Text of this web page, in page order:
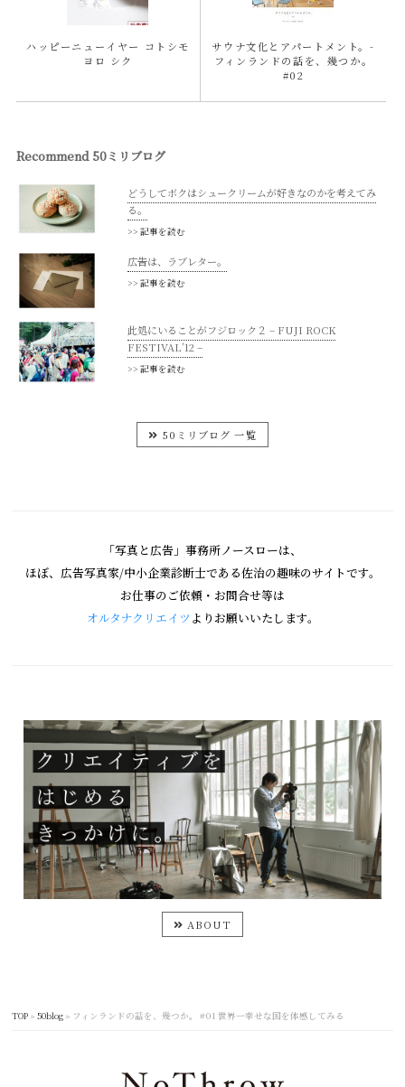
ハッピーニューイヤー コトシモ
ヨロ シク
サウナ文化とアパートメント。-
フィンランドの話を、幾つか。
#02
Recommend 50ミリブログ
どうしてボクはシュークリームが好きなのかを考えてみ
る。
>> 記事を読む
広告は、ラブレター。
>> 記事を読む
此処にいることがフジロック２ – FUJI ROCK
FESTIVAL’12 –
>> 記事を読む
50ミリブログ 一覧
「写真と広告」事務所ノースローは、
ほぼ、広告写真家/中小企業診断士である佐治の趣味のサイトです。
お仕事のご依頼・お問合せ等は
オルタナクリエイツ よりお願いいたします。
ABOUT
TOP »50blog » フィンランドの話を、幾つか。 #01 世界一幸せな国を体感してみる